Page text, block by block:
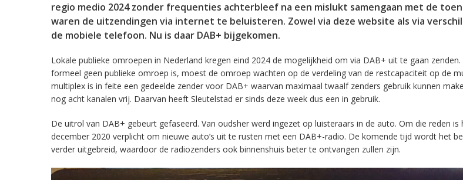
regio medio 2024 zonder frequenties achterbleef na een mislukt samengaan met de
waren de uitzendingen via internet te beluisteren. Zowel via deze website als via
de mobiele telefoon. Nu is daar DAB+ bijgekomen.
Lokale publieke omroepen in Nederland kregen eind 2024 de mogelijkheid om via DAB+ uit te gaan
formeel geen publieke omroep is, moest de omroep wachten op de verdeling van de restcapaciteit op de
multiplex is in feite een gedeelde zender voor DAB+ waarvan maximaal twaalf zenders gebruik kunnen
nog acht kanalen vrij. Daarvan heeft Sleutelstad er sinds deze week dus een in gebruik.
De uitrol van DAB+ gebeurt gefaseerd. Van oudsher werd ingezet op luisteraars in de auto. Om die reden is
december 2020 verplicht om nieuwe auto’s uit te rusten met een DAB+-radio. De komende tijd wordt het
verder uitgebreid, waardoor de radiozenders ook binnenshuis beter te ontvangen zullen zijn.